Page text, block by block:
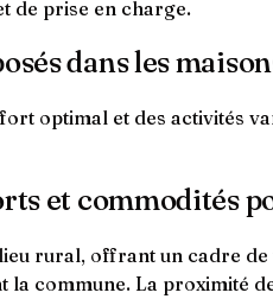
de prise en charge.
dans les
optimal et des activités
et commodités
rural, offrant un cadre
la commune. La proximité